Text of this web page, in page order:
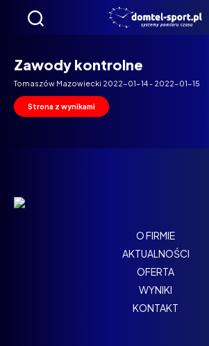
Domtel
Zawody kontrolne
Tomaszów Mazowiecki 2022-01-14 - 2022-01-15
Strona z wynikami
O FIRMIE
AKTUALNOŚCI
OFERTA
WYNIKI
KONTAKT